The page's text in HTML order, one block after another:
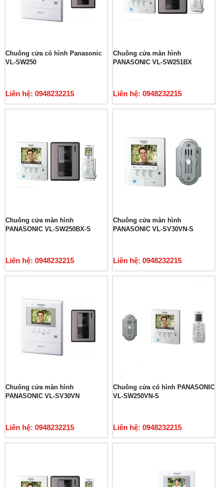
Chuông cửa có hình Panasonic
VL-SW250
Liên hệ: 0948232215
Chuông cửa màn hình
PANASONIC VL-SW251BX
Liên hệ: 0948232215
Chuông cửa màn hình
PANASONIC VL-SW250BX-S
Liên hệ: 0948232215
Chuông cửa màn hình
PANASONIC VL-SV30VN-S
Liên hệ: 0948232215
Chuông cửa màn hình
PANASONIC VL-SV30VN
Liên hệ: 0948232215
Chuông cửa có hình PANASONIC
VL-SW250VN-S
Liên hệ: 0948232215